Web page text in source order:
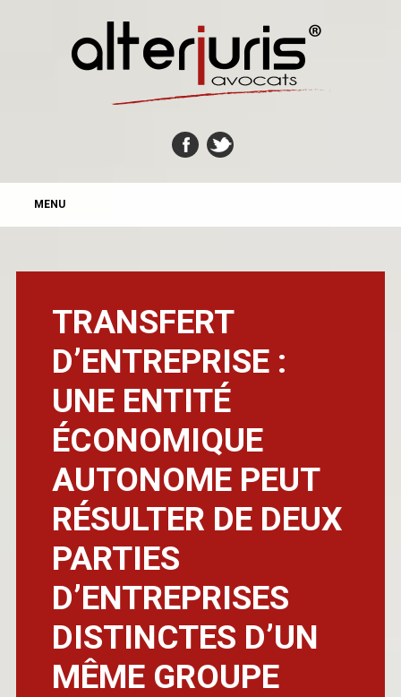
MAIN MENU
MENU
TRANSFERT
D’ENTREPRISE :
UNE ENTITÉ
ÉCONOMIQUE
AUTONOME PEUT
RÉSULTER DE DEUX
PARTIES
D’ENTREPRISES
DISTINCTES D’UN
MÊME GROUPE